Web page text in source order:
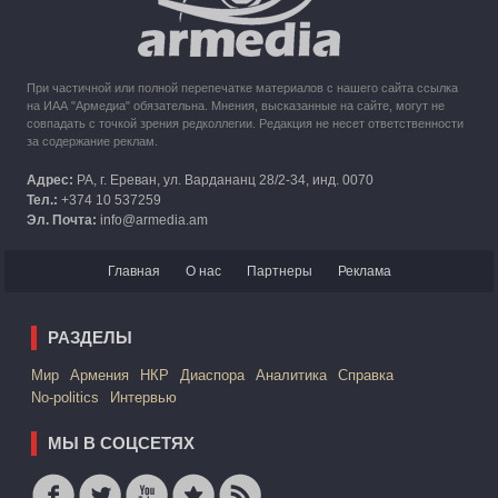
При частичной или полной перепечатке материалов с нашего сайта ссылка
на ИАА "Армедиа" обязательна. Мнения, высказанные на сайте, могут не
совпадать с точкой зрения редколлегии. Редакция не несет ответственности
за содержание реклам.
Адрес: РА, г. Ереван, ул. Вардананц 28/2-34, инд. 0070
Тел.: +374 10 537259
Эл. Почта: info@armedia.am
Главная О нас Партнеры Реклама
РАЗДЕЛЫ
Mир Армения НКР Диаспора Аналитика
Справка
No-politics
Интервью
МЫ В СОЦСЕТЯХ